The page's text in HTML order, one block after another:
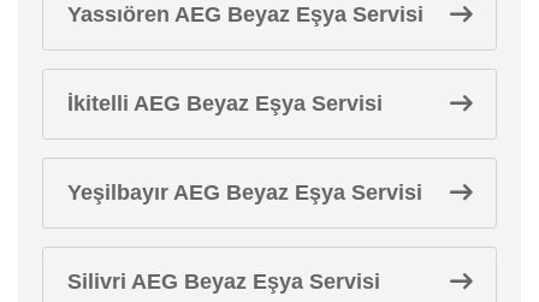
Yassıören AEG Beyaz Eşya Servisi
İkitelli AEG Beyaz Eşya Servisi
Yeşilbayır AEG Beyaz Eşya Servisi
Silivri AEG Beyaz Eşya Servisi